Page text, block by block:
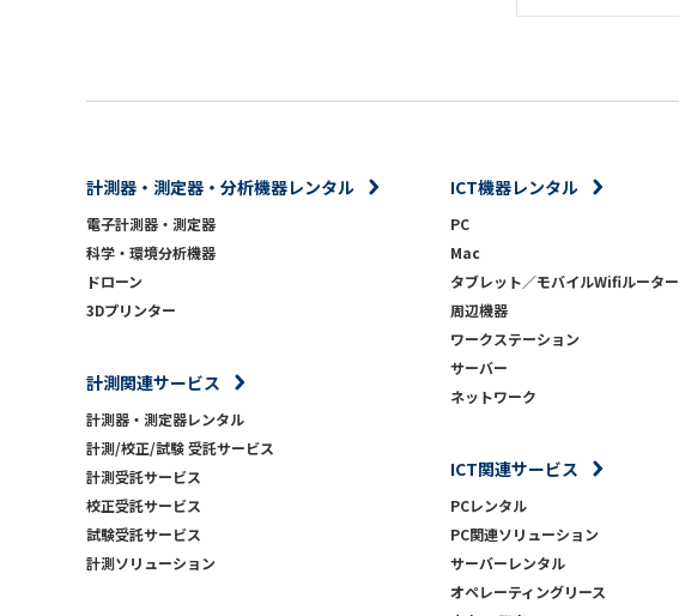
計測器・測定器・分析機器レンタル
電子計測器・測定器
科学・環境分析機器
ドローン
3Dプリンター
計測関連サービス
計測器・測定器レンタル
計測/校正/試験 受託サービス
計測受託サービス
校正受託サービス
試験受託サービス
計測ソリューション
ICT機器レンタル
PC
Mac
タブレット／モバイルWifiルーター
周辺機器
ワークステーション
サーバー
ネットワーク
ICT関連サービス
PCレンタル
PC関連ソリューション
サーバーレンタル
オペレーティングリース